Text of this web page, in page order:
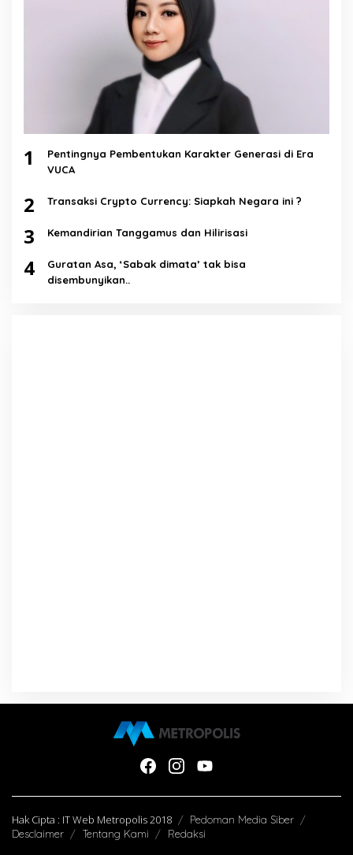
1
Pentingnya Pembentukan Karakter Generasi di Era
VUCA
2 Transaksi Crypto Currency: Siapkah Negara ini ?
3 Kemandirian Tanggamus dan Hilirisasi
4
Guratan Asa, ‘Sabak dimata’ tak bisa
disembunyikan..
Hak Cipta : IT Web Metropolis 2018
Pedoman Media Siber
Desclaimer
Tentang Kami Redaksi